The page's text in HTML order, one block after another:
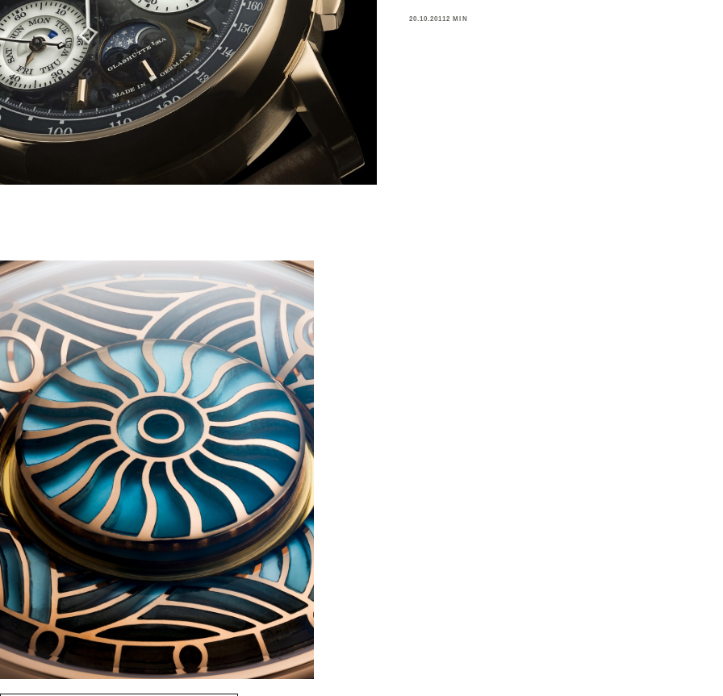
20.10.20112 MIN